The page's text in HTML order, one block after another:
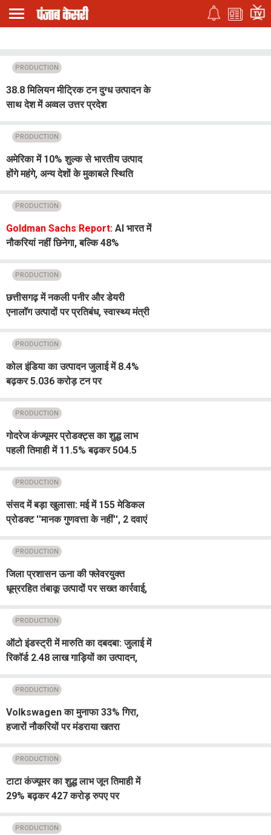
PRODUCTION
38.8 मिलियन मीट्रिक टन दुग्ध उत्पादन के
साथ देश में अव्वल उत्तर प्रदेश
PRODUCTION
अमेरिका में 10% शुल्क से भारतीय उत्पाद
होंगे महंगे, अन्य देशों के मुकाबले स्थिति
PRODUCTION
Goldman Sachs Report: AI भारत में
नौकरियां नहीं छिनेगा, बल्कि 48%
छीन लेगा नौकरी या बढ़ाएगा कमाई?
PRODUCTION
छत्तीसगढ़ में नकली पनीर और डेयरी
एनालॉग उत्पादों पर प्रतिबंध, स्वास्थ्य मंत्री
PRODUCTION
कोल इंडिया का उत्पादन जुलाई में 8.4%
बढ़कर 5.036 करोड़ टन पर
PRODUCTION
गोदरेज कंज्यूमर प्रोडक्ट्स का शुद्ध लाभ
पहली तिमाही में 11.5% बढ़कर 504.5
PRODUCTION
संसद में बड़ा खुलासा: मई में 155 मेडिकल
प्रोडक्ट ''मानक गुणवत्ता के नहीं'', 2 दवाएं
PRODUCTION
जिला प्रशासन ऊना की फ्लेवरयुक्त
धूम्ररहित तंबाकू उत्पादों पर सख्त कार्रवाई,
PRODUCTION
ऑटो इंडस्ट्री में मारुति का दबदबा: जुलाई में
रिकॉर्ड 2.48 लाख गाड़ियों का उत्पादन,
PRODUCTION
Volkswagen का मुनाफा 33% गिरा,
हजारों नौकरियों पर मंडराया खतरा
PRODUCTION
टाटा कंज्यूमर का शुद्ध लाभ जून तिमाही में
29% बढ़कर 427 करोड़ रुपए पर
PRODUCTION